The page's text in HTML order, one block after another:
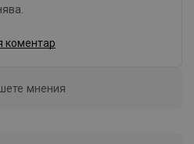
коментар
мнения